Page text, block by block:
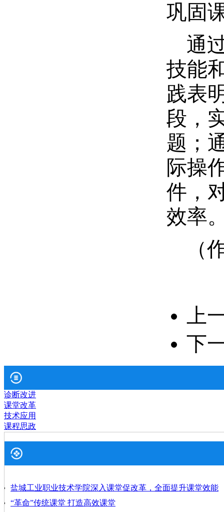
巩固
通
技能
践表
段，
题；
际操
件，
效率
（
上
下
诊断改进
课堂改革
技术应用
课程思政
盐城工业职业技术学院深入课堂促改革，全面提升课堂效能
“革命”传统课堂 打造高效课堂